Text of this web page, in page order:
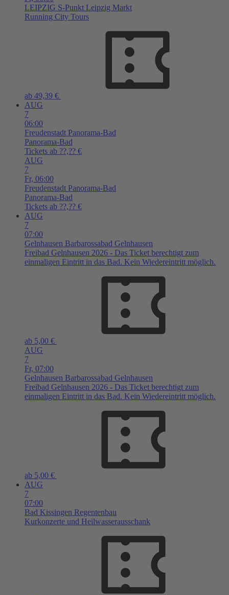
LEIPZIG S-Punkt Leipzig Markt
Running City Tours
ab 49,39 €
AUG
7
06:00
Freudenstadt Panorama-Bad
Panorama-Bad
Tickets ab ??,?? €
AUG
7
Fr, 06:00
Freudenstadt Panorama-Bad
Panorama-Bad
Tickets ab ??,?? €
AUG
7
07:00
Gelnhausen Barbarossabad Gelnhausen
Freibad Gelnhausen 2026 - Das Ticket berechtigt zum
einmaligen Eintritt in das Bad. Kein Wiedereintritt möglich.
ab 5,00 €
AUG
7
Fr, 07:00
Gelnhausen Barbarossabad Gelnhausen
Freibad Gelnhausen 2026 - Das Ticket berechtigt zum
einmaligen Eintritt in das Bad. Kein Wiedereintritt möglich.
ab 5,00 €
AUG
7
07:00
Bad Kissingen Regentenbau
Kurkonzerte und Heilwasserausschank